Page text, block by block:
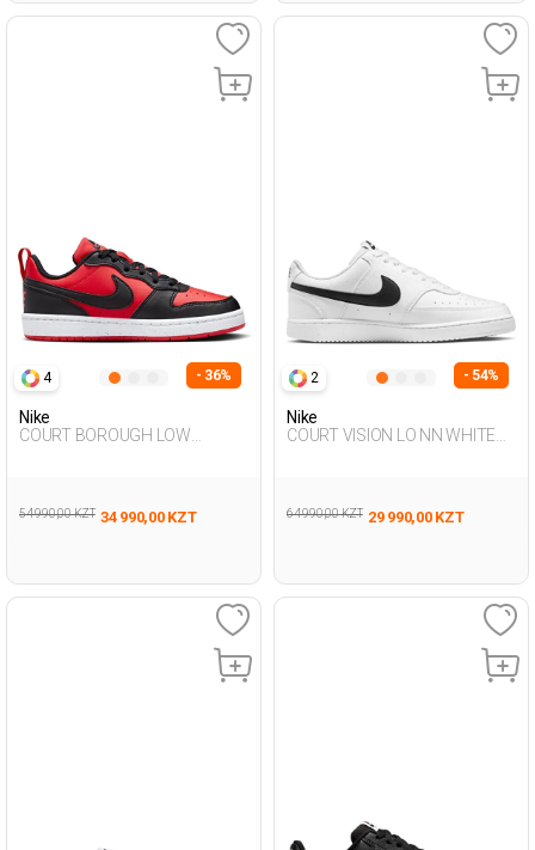
4 - 36%
Nike
COURT BOROUGH LOW
54 990,00 KZT 34 990,00 KZT
2 - 54%
Nike
COURT VISION LO NN WHITE
64 990,00 KZT 29 990,00 KZT